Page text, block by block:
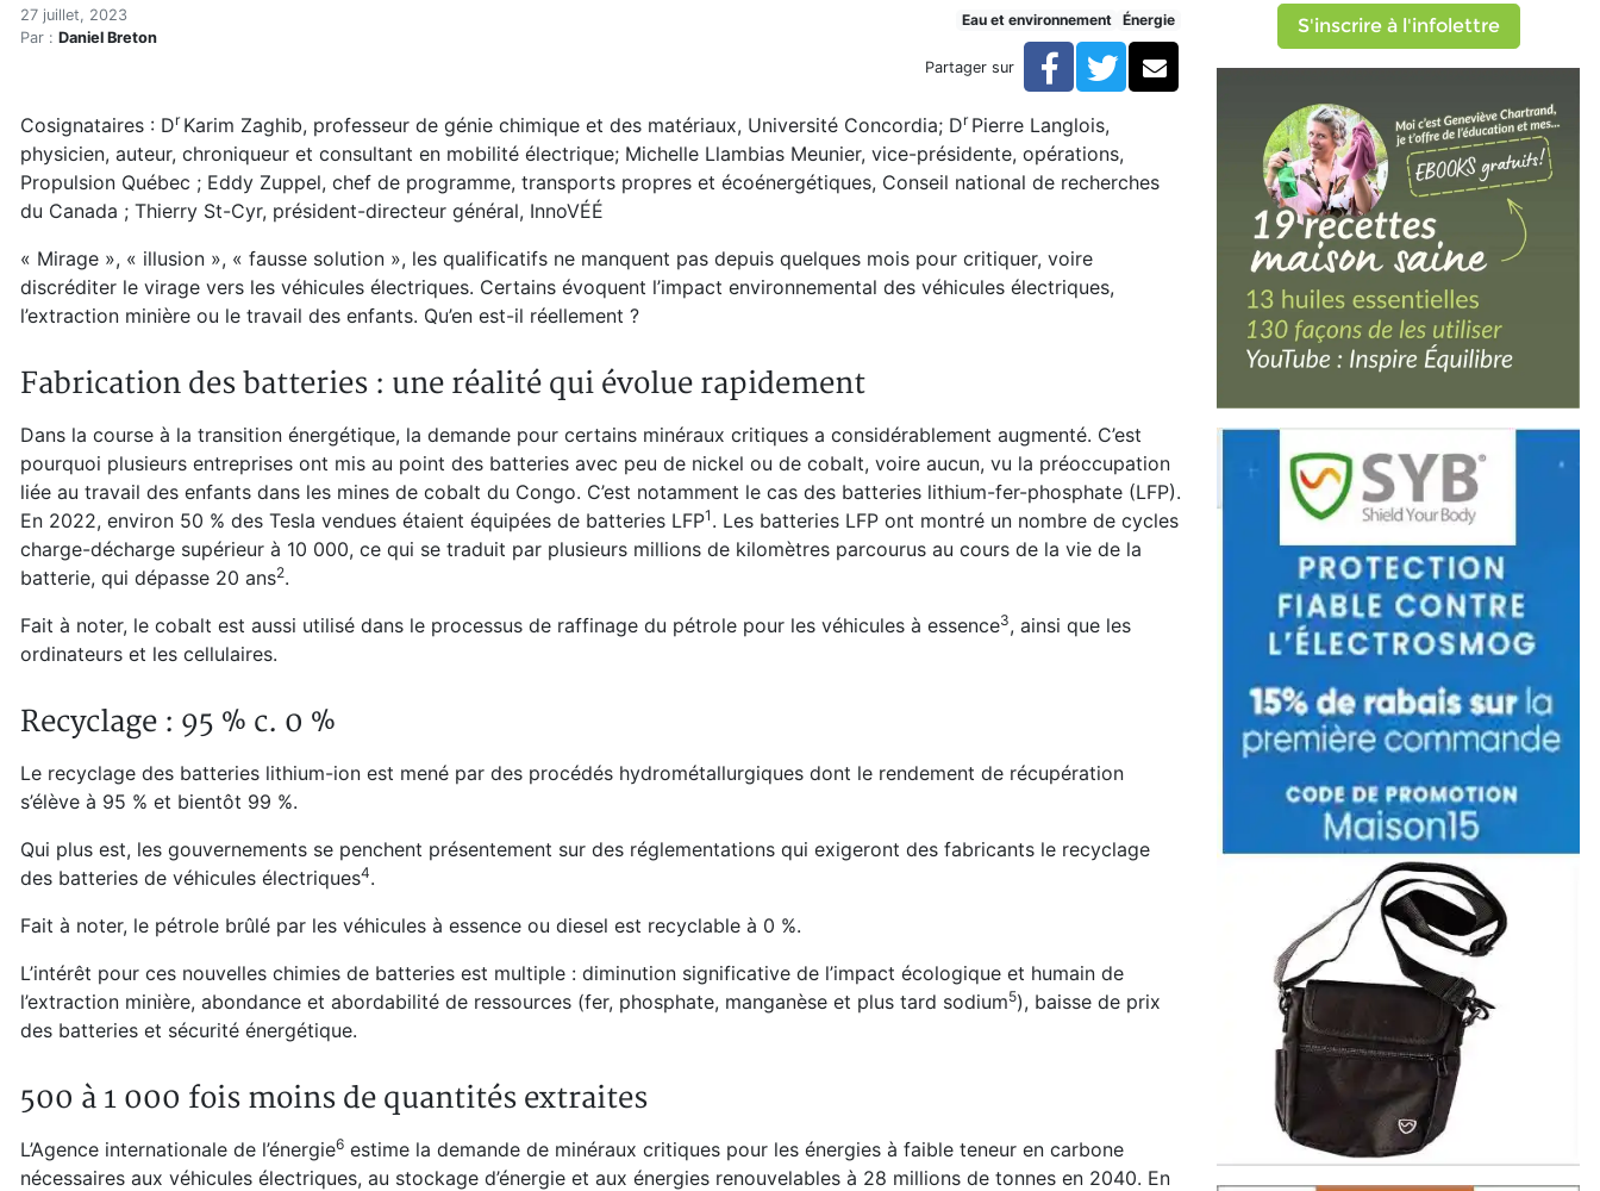
Accueil
Articles
L'heure juste sur les véhicules électriques
L'heure juste sur les véhicules électriques
27 juillet, 2023
Par : Daniel Breton
Eau et environnement Énergie
Partager sur Facebook
TwitterCourriel
Cosignataires : Dr Karim Zaghib, professeur de génie chimique et des matériaux, Université Concordia; Dr Pierre Langlois,
physicien, auteur, chroniqueur et consultant en mobilité électrique; Michelle Llambias Meunier, vice-présidente, opérations,
Propulsion Québec ; Eddy Zuppel, chef de programme, transports propres et écoénergétiques, Conseil national de recherches
du Canada ; Thierry St-Cyr, président-directeur général, InnoVÉÉ
« Mirage », « illusion », « fausse solution », les qualificatifs ne manquent pas depuis quelques mois pour critiquer, voire
discréditer le virage vers les véhicules électriques. Certains évoquent l’impact environnemental des véhicules électriques,
l’extraction minière ou le travail des enfants. Qu’en est-il réellement ?
Fabrication des batteries : une réalité qui évolue rapidement
Dans la course à la transition énergétique, la demande pour certains minéraux critiques a considérablement augmenté. C’est
pourquoi plusieurs entreprises ont mis au point des batteries avec peu de nickel ou de cobalt, voire aucun, vu la préoccupation
liée au travail des enfants dans les mines de cobalt du Congo. C’est notamment le cas des batteries lithium-fer-phosphate (LFP).
En 2022, environ 50 % des Tesla vendues étaient équipées de batteries LFP⁠1 . Les batteries LFP ont montré un nombre de cycles
charge-décharge supérieur à 10 000, ce qui se traduit par plusieurs millions de kilomètres parcourus au cours de la vie de la
batterie, qui dépasse 20 ans⁠2.
Fait à noter, le cobalt est aussi utilisé dans le processus de raffinage du pétrole pour les véhicules à essence⁠3, ainsi que les
ordinateurs et les cellulaires.
Recyclage : 95 % c. 0 %
Le recyclage des batteries lithium-ion est mené par des procédés hydrométallurgiques dont le rendement de récupération
s’élève à 95 % et bientôt 99 %.
Qui plus est, les gouvernements se penchent présentement sur des réglementations qui exigeront des fabricants le recyclage
des batteries de véhicules électriques⁠4.
Fait à noter, le pétrole brûlé par les véhicules à essence ou diesel est recyclable à 0 %.
L’intérêt pour ces nouvelles chimies de batteries est multiple : diminution significative de l’impact écologique et humain de
l’extraction minière, abondance et abordabilité de ressources (fer, phosphate, manganèse et plus tard sodium⁠5), baisse de prix
des batteries et sécurité énergétique.
500 à 1 000 fois moins de quantités extraites
L’Agence internationale de l’énergie⁠6 estime la demande de minéraux critiques pour les énergies à faible teneur en carbone
nécessaires aux véhicules électriques, au stockage d’énergie et aux énergies renouvelables à 28 millions de tonnes en 2040. En
S'inscrire à l'infolettre